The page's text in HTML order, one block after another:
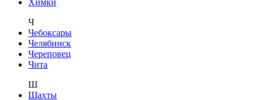
Химки
Ч
Чебоксары
Челябинск
Череповец
Чита
Ш
Шахты